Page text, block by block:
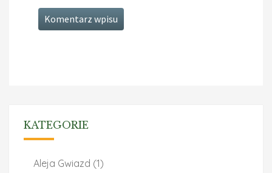
KATEGORIE
Aleja Gwiazd (1)